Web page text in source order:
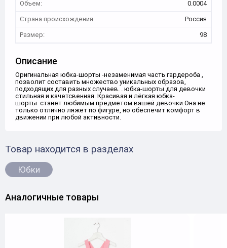
Объем:
0.0004
Страна происхождения:
Россия
Размер:
98
Описание
Оригинальная юбка-шорты -незаменимая часть гардероба ,
позволит составить множество уникальных образов,
подходящих для разных случаев. . юбка-шорты для девочки
стильная и качетсвенная. Красивая и лёгкая юбка-
шорты станет любимым предметом вашей девочки.Она не
только отлично ляжет по фигуре, но обеспечит комфорт в
движении при любой активности.
Товар находится в разделах
Юбки
Аналогичные товары